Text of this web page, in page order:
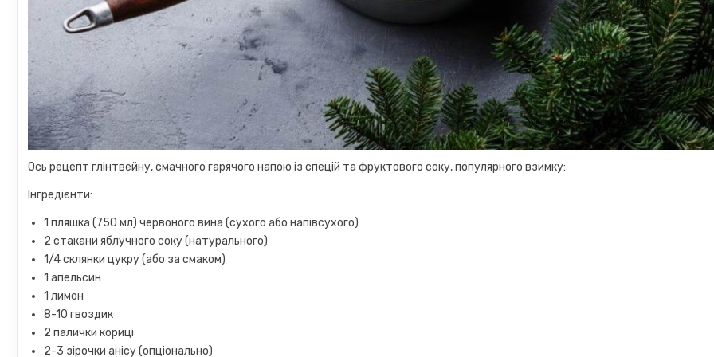
Ось рецепт глінтвейну, смачного гарячого напою із спецій та фруктового соку, популярного взимку:
Інгредієнти:
1 пляшка (750 мл) червоного вина (сухого або напівсухого)
2 стакани яблучного соку (натурального)
1/4 склянки цукру (або за смаком)
1 апельсин
1 лимон
8-10 гвоздик
2 палички кориці
2-3 зірочки анісу (опціонально)